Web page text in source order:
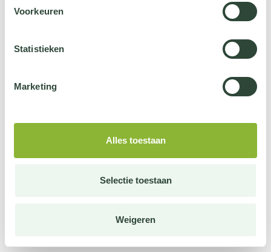
Voorkeuren
Statistieken
Marketing
Alles toestaan
Selectie toestaan
Weigeren